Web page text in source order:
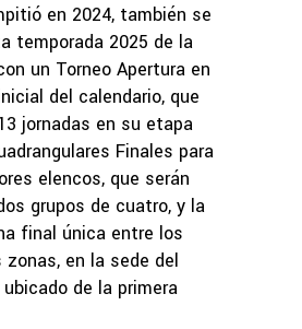
en 2024, también se
temporada 2025 de la
un Torneo Apertura en
del calendario, que
jornadas en su etapa
Finales para
elencos, que serán
grupos de cuatro, y la
final única entre los
zonas, en la sede del
de la primera